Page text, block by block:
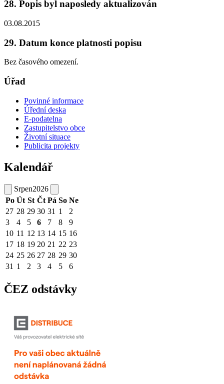
28. Popis byl naposledy aktualizován
03.08.2015
29. Datum konce platnosti popisu
Bez časového omezení.
Úřad
Povinné informace
Úřední deska
E-podatelna
Zastupitelstvo obce
Životní situace
Publicita projekty
Kalendář
Srpen2026
Po Út St Čt Pá So Ne
27 28 29 30 31 1
2
3
4 5 6 7 8
9
10 11 12 13 14 15 16
17 18 19 20 21 22 23
24 25 26 27 28 29 30
31 1 2 3 4 5 6
ČEZ odstávky